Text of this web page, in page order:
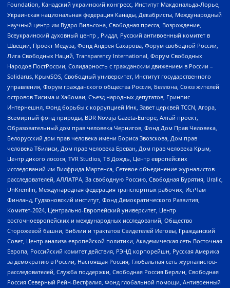
Foundation, Канадский украинский конгресс, Институт Макдональда-Лорье,
Украинская национальная федерация Канады, Декабристы, Международный
научный центр им Вудро Вильсона, Свободная пресса, Возрождение,
Всеукраинский духовный центр , Риддл, Русский антивоенный комитет в
Швеции, Проект Медуза, Фонд Андрея Сахарова, Форум свободной России,
Лига Свободных Наций, Transparеncy International, Форум Свободных
Народов ПостРоссии, Солидарность с гражданским движением в России –
Solidarus, КрымSOS, Свободный университет, Институт государственного
управления, Форум гражданского общества Россия, Беллона, Союз жителей
островов Тисима и Хабомаи, Съезд народных депутатов, Гринпис
Интернешнл, Фонд борьбы с коррупцией Инк, Завет церквей TCCN, Агора,
Всемирный фонд природы, BDR Novaja Gazeta-Europe, Алтай проект,
Образовательный дом прав человека Чернигов, Фонд Дом Прав Человека,
Белорусский дом прав человека имени Бориса Звозскова, Дом прав
человека Тбилиси, Дом прав человека Ереван, Дом прав человека Крым,
Центр дикого лосося, TVR Studios, ТВ Дождь, Центр европейских
исследований им Вилфрида Мартенса, Сетевое объединение журналистов
расследователей, АЛЛАТРА, За свободную Россию, Свободная Бурятия, Uralic,
UnKremlin, Международная федерация транспортных рабочих, ИстЧам
Финланд, Гудзоновский институт, Фонд Демократического Развития,
Комитет-2024, Центрально-Европейский университет, Центр
восточноевропейских и международных исследований, Общество
Сторожевой башни, Библии и трактатов Свидетелей Иеговы, Гражданский
Совет, Центр анализа европейской политики, Академическая сеть Восточная
Европа, Российский комитет действия, РЭНД корпорейшн, Русская Америка
за демократию в России, Настоящая Россия, Глобальная сеть журналистов-
расследователей, Служба поддержки, Свободная Россия Берлин, Свободная
Россия Северный Рейн-Вестфалия, Фонд глобальной помощи, Антивоенный